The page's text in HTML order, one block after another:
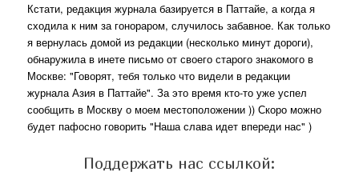
Кстати, редакция журнала базируется в Паттайе, а когда я
сходила к ним за гонораром, случилось забавное. Как только
я вернулась домой из редакции (несколько минут дороги),
обнаружила в инете письмо от своего старого знакомого в
Москве: "Говорят, тебя только что видели в редакции
журнала Азия в Паттайе". За это время кто-то уже успел
сообщить в Москву о моем местоположении )) Скоро можно
будет пафосно говорить "Наша слава идет впереди нас" )
Поддержать нас ссылкой: